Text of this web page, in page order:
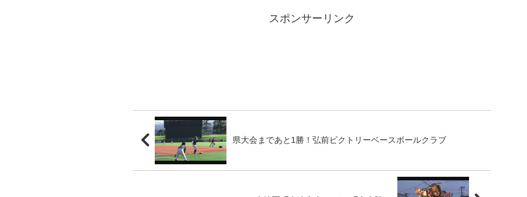
スポンサーリンク
県大会まであと1勝！弘前ビクトリーベースボールクラブ